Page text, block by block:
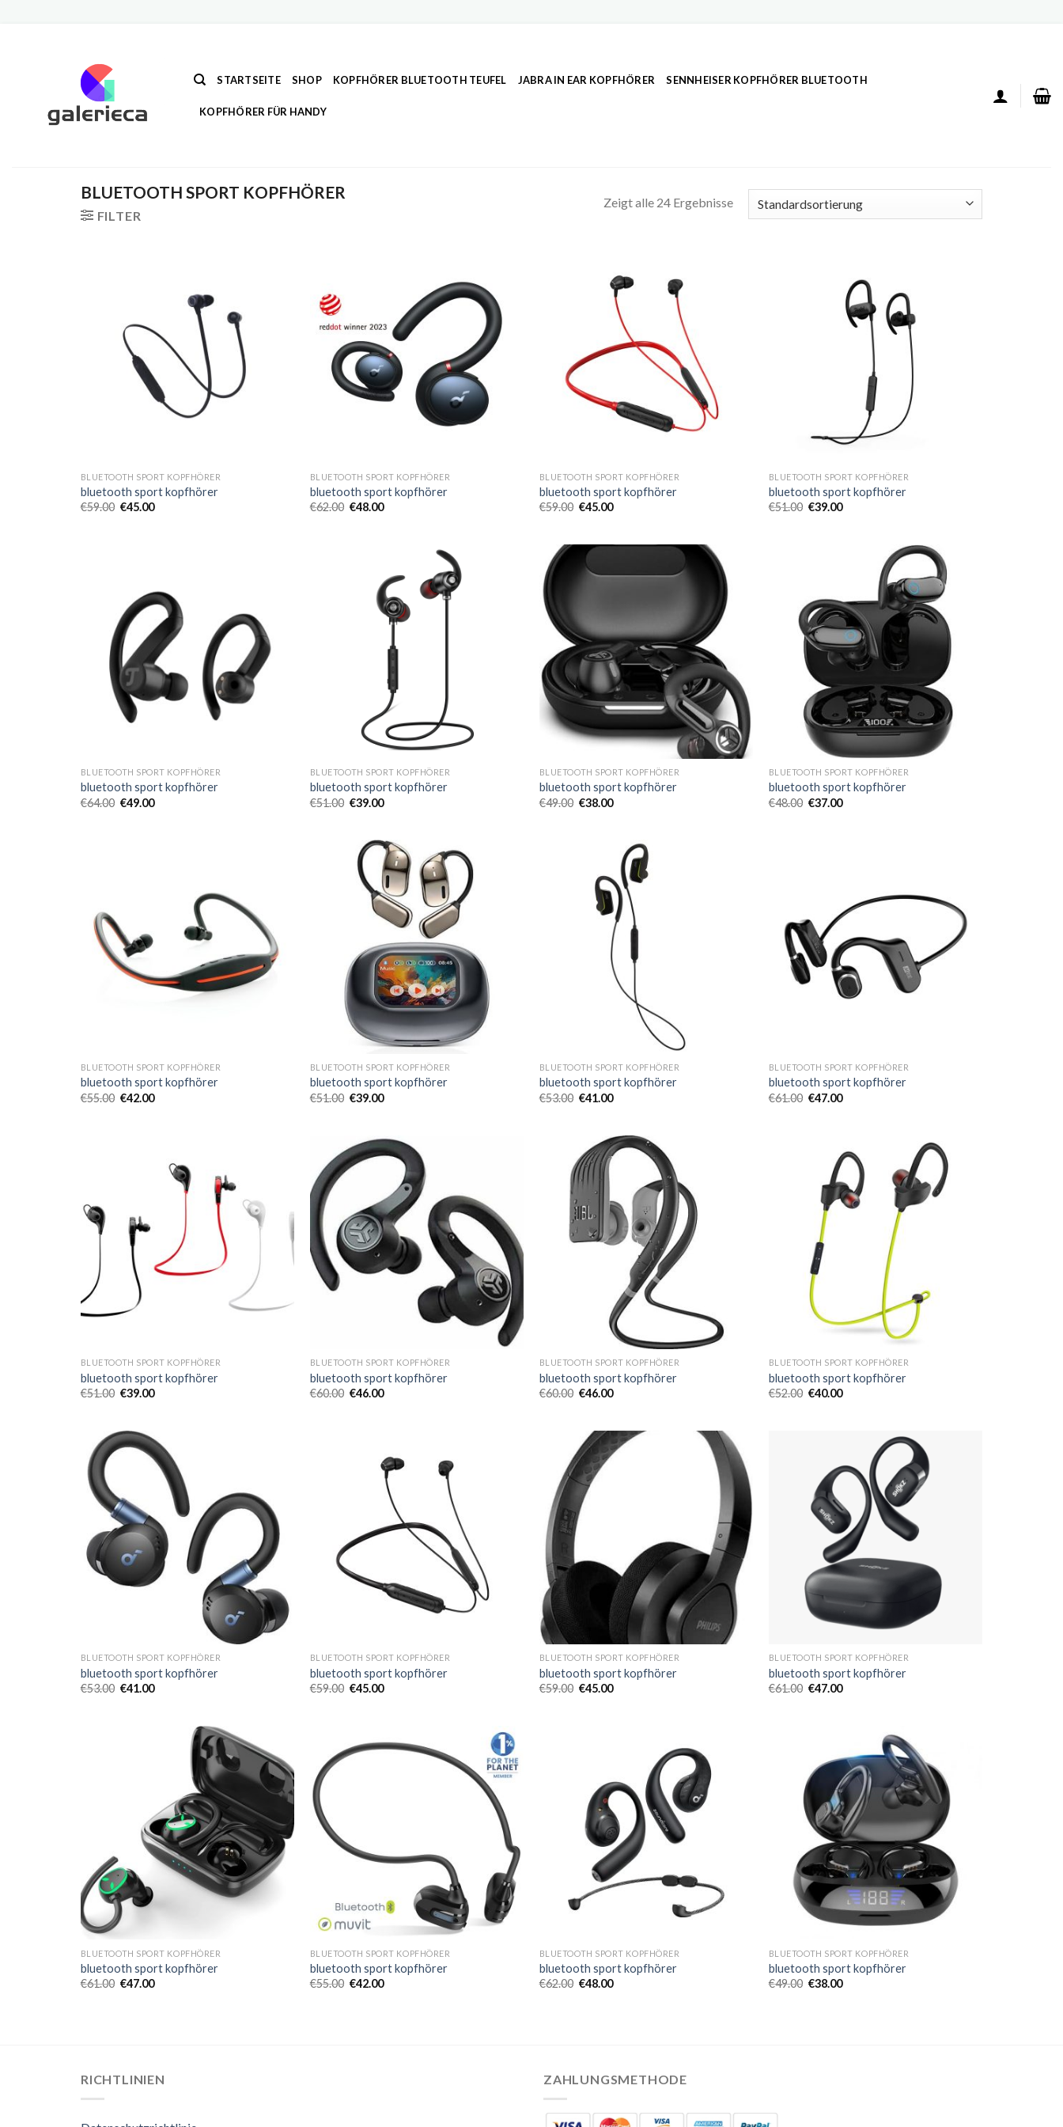
STARTSEITE SHOP KOPFHÖRER BLUETOOTH TEUFEL JABRA IN EAR KOPFHÖRER SENNHEISER KOPFHÖRER BLUETOOTH
KOPFHÖRER FÜR HANDY
BLUETOOTH SPORT KOPFHÖRER
FILTER
Zeigt alle 24 Ergebnisse
BLUETOOTH SPORT KOPFHÖRER
bluetooth sport kopfhörer
€59.00 €45.00
BLUETOOTH SPORT KOPFHÖRER
bluetooth sport kopfhörer
€62.00 €48.00
BLUETOOTH SPORT KOPFHÖRER
bluetooth sport kopfhörer
€59.00 €45.00
BLUETOOTH SPORT KOPFHÖRER
bluetooth sport kopfhörer
€51.00 €39.00
BLUETOOTH SPORT KOPFHÖRER
bluetooth sport kopfhörer
€64.00 €49.00
BLUETOOTH SPORT KOPFHÖRER
bluetooth sport kopfhörer
€51.00 €39.00
BLUETOOTH SPORT KOPFHÖRER
bluetooth sport kopfhörer
€49.00 €38.00
BLUETOOTH SPORT KOPFHÖRER
bluetooth sport kopfhörer
€48.00 €37.00
BLUETOOTH SPORT KOPFHÖRER
bluetooth sport kopfhörer
€55.00 €42.00
BLUETOOTH SPORT KOPFHÖRER
bluetooth sport kopfhörer
€51.00 €39.00
BLUETOOTH SPORT KOPFHÖRER
bluetooth sport kopfhörer
€53.00 €41.00
BLUETOOTH SPORT KOPFHÖRER
bluetooth sport kopfhörer
€61.00 €47.00
BLUETOOTH SPORT KOPFHÖRER
bluetooth sport kopfhörer
€51.00 €39.00
BLUETOOTH SPORT KOPFHÖRER
bluetooth sport kopfhörer
€60.00 €46.00
BLUETOOTH SPORT KOPFHÖRER
bluetooth sport kopfhörer
€60.00 €46.00
BLUETOOTH SPORT KOPFHÖRER
bluetooth sport kopfhörer
€52.00 €40.00
BLUETOOTH SPORT KOPFHÖRER
bluetooth sport kopfhörer
€53.00 €41.00
BLUETOOTH SPORT KOPFHÖRER
bluetooth sport kopfhörer
€59.00 €45.00
BLUETOOTH SPORT KOPFHÖRER
bluetooth sport kopfhörer
€59.00 €45.00
BLUETOOTH SPORT KOPFHÖRER
bluetooth sport kopfhörer
€61.00 €47.00
BLUETOOTH SPORT KOPFHÖRER
bluetooth sport kopfhörer
€61.00 €47.00
BLUETOOTH SPORT KOPFHÖRER
bluetooth sport kopfhörer
€55.00 €42.00
BLUETOOTH SPORT KOPFHÖRER
bluetooth sport kopfhörer
€62.00 €48.00
BLUETOOTH SPORT KOPFHÖRER
bluetooth sport kopfhörer
€49.00 €38.00
RICHTLINIEN ZAHLUNGSMETHODE